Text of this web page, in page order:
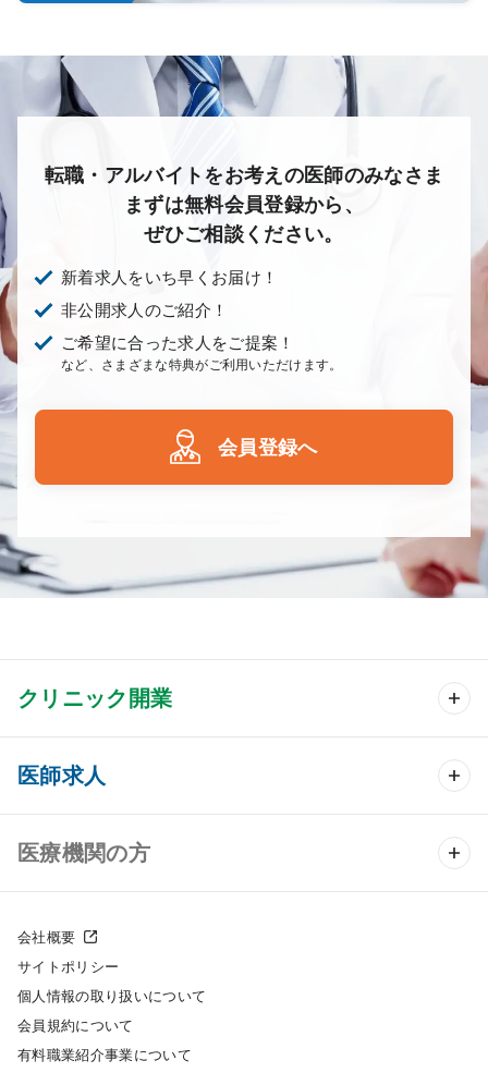
転職・アルバイトをお考えの医師のみなさま
まずは無料会員登録から、
ぜひご相談ください。
新着求人をいち早くお届け！
非公開求人のご紹介！
ご希望に合った求人をご提案！
など、さまざまな特典がご利用いただけます。
会員登録へ
クリニック開業
クリニック開業 TOP
クリニック物件検索
クリニックの開業スタイル
クリニック開業までの流れ
開業支援事例
医師求人
医師求人 TOP
常勤求人検索
スポット求人検索
医療機関の方
採用をお考えの医療機関の方
会社概要
サイトポリシー
個人情報の取り扱いについて
会員規約について
有料職業紹介事業について